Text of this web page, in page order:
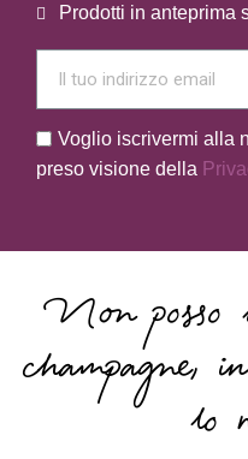
Prodotti in anteprima
Voglio iscrivermi alla
preso visione della
Non posso
champagne,
lo